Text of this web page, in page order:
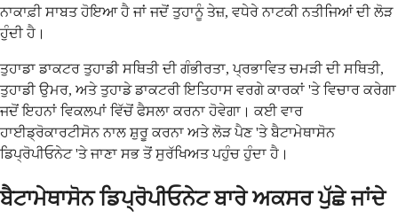
ਨਾਕਾਫ਼ੀ ਸਾਬਤ ਹੋਇਆ ਹੈ ਜਾਂ ਜਦੋਂ ਤੁਹਾਨੂੰ ਤੇਜ਼, ਵਧੇਰੇ ਨਾਟਕੀ ਨਤੀਜਿਆਂ ਦੀ ਲੋੜ
ਹੁੰਦੀ ਹੈ।
ਤੁਹਾਡਾ ਡਾਕਟਰ ਤੁਹਾਡੀ ਸਥਿਤੀ ਦੀ ਗੰਭੀਰਤਾ, ਪ੍ਰਭਾਵਿਤ ਚਮੜੀ ਦੀ ਸਥਿਤੀ,
ਤੁਹਾਡੀ ਉਮਰ, ਅਤੇ ਤੁਹਾਡੇ ਡਾਕਟਰੀ ਇਤਿਹਾਸ ਵਰਗੇ ਕਾਰਕਾਂ 'ਤੇ ਵਿਚਾਰ ਕਰੇਗਾ
ਜਦੋਂ ਇਹਨਾਂ ਵਿਕਲਪਾਂ ਵਿੱਚੋਂ ਫੈਸਲਾ ਕਰਨਾ ਹੋਵੇਗਾ। ਕਈ ਵਾਰ
ਹਾਈਡ੍ਰੋਕਾਰਟੀਸੋਨ ਨਾਲ ਸ਼ੁਰੂ ਕਰਨਾ ਅਤੇ ਲੋੜ ਪੈਣ 'ਤੇ ਬੈਟਾਮੇਥਾਸੋਨ
ਡਿਪ੍ਰੋਪੀਓਨੇਟ 'ਤੇ ਜਾਣਾ ਸਭ ਤੋਂ ਸੁਰੱਖਿਅਤ ਪਹੁੰਚ ਹੁੰਦਾ ਹੈ।
ਬੈਟਾਮੇਥਾਸੋਨ ਡਿਪ੍ਰੋਪੀਓਨੇਟ ਬਾਰੇ ਅਕਸਰ ਪੁੱਛੇ ਜਾਂਦੇ